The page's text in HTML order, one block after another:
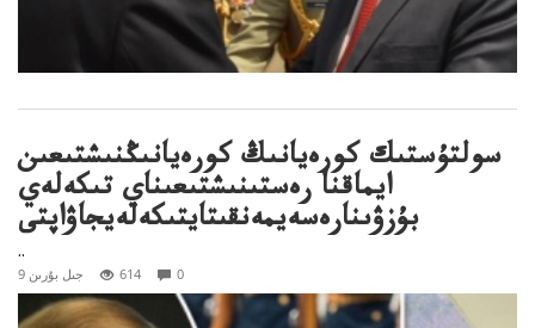
سولتۇستىك كورەيانىڭ كورەيانىڭنىشتىعىن
ايماقنا رەستىنىشتىعىناي تىكەلەي
بۇزۋىنارەسەيمەنقىتايتىكەلەيجاۋاپتى
..
9 جىل بۇرىن 614 0